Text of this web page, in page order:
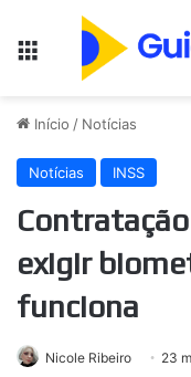
Início / Notícias
Notícias INSS
exigir
funciona
Nicole Ribeiro 23